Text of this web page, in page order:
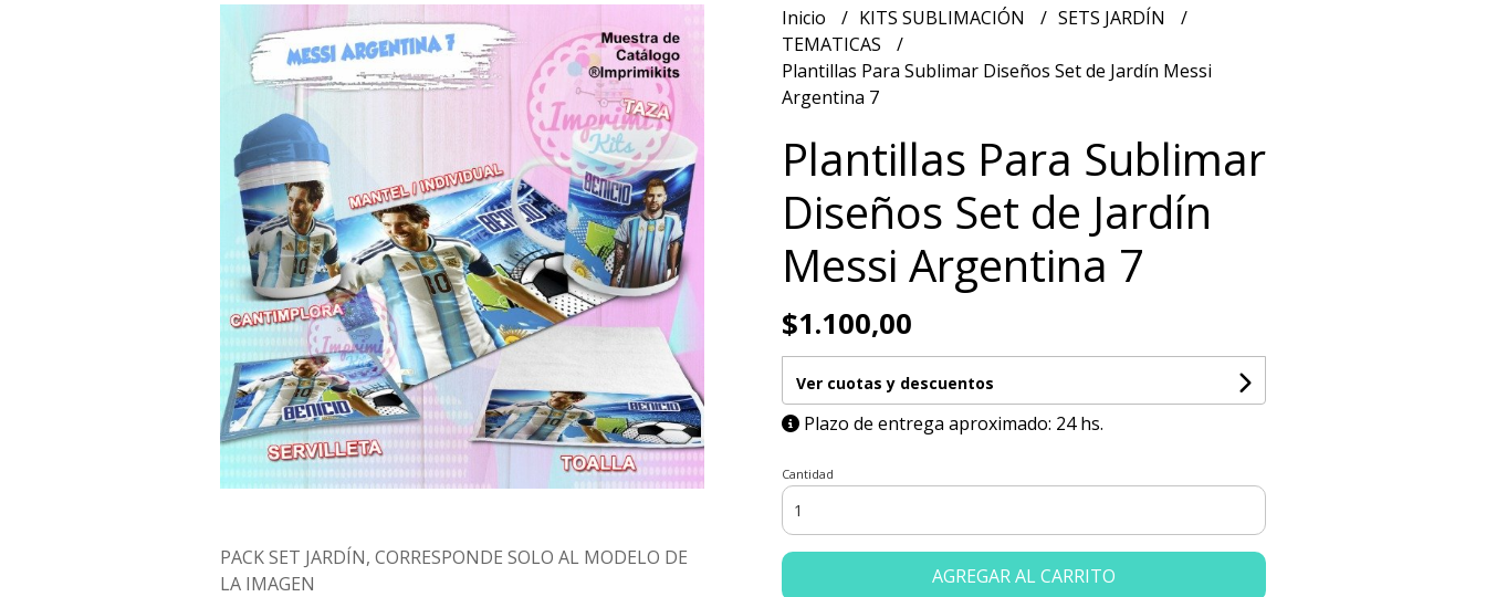
PACK SET JARDÍN, CORRESPONDE SOLO AL MODELO DE
LA IMAGEN
Inicio KITS SUBLIMACIÓN
SETS JARDÍN
TEMATICAS
Plantillas Para Sublimar Diseños Set de Jardín Messi
Argentina 7
Plantillas Para Sublimar
Diseños Set de Jardín
Messi Argentina 7
$1.100,00
Ver cuotas y descuentos
Plazo de entrega aproximado: 24 hs.
Cantidad
AGREGAR AL CARRITO